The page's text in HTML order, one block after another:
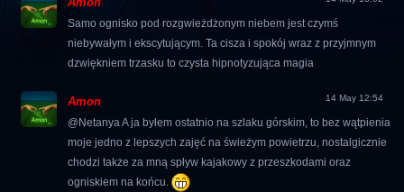
Samo ognisko pod rozgwieżdżonym niebem jest czymś
niebywałym i ekscytującym. Ta cisza i spokój wraz z przyjmnym
dzwiękniem trzasku to czysta hipnotyzująca magia
Amon
@Netanya A ja byłem ostatnio na szlaku górskim, to bez wątpienia
moje jedno z lepszych zajęć na świeżym powietrzu, nostalgicznie
chodzi także za mną spływ kajakowy z przeszkodami oraz
ogniskiem na końcu.
14 May 12:54